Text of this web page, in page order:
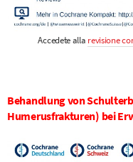
Accedete alla revisione
Behandlung von
Humerusfrakturen) bei